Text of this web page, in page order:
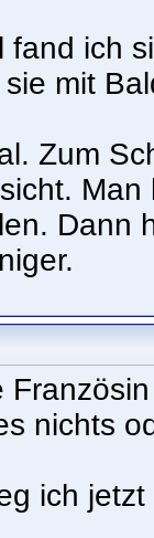
fand ich
mit
Zum
Man
Dann
nichts
ich